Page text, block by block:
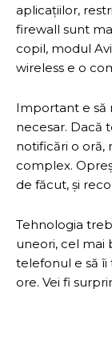
aplicațiilor,
firewall sunt
copil, modul
wireless e o
Important e să
necesar. Dacă
notificări o oră,
complex.
de făcut, și
Tehnologia
uneori, cel mai
telefonul e să
ore. Vei fi